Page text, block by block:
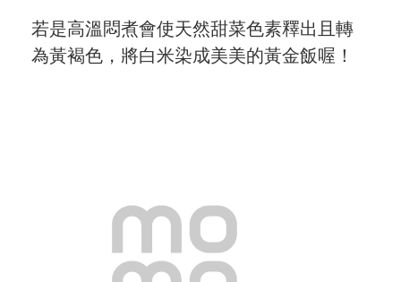
若是高溫悶煮會使天然甜菜色素釋出且轉
為黃褐色，將白米染成美美的黃金飯喔！